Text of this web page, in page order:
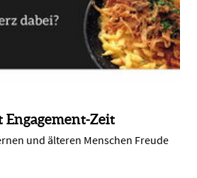
Engagement-Zeit
und älteren Menschen Freude